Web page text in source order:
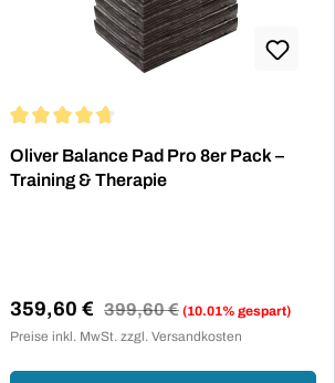
Oliver Balance Pad Pro 8er Pack –
Training & Therapie
Verkaufspreis:
359,60 € Regulärer Preis:
399,60 € (10.01% gespart)
Preise inkl. MwSt. zzgl. Versandkosten